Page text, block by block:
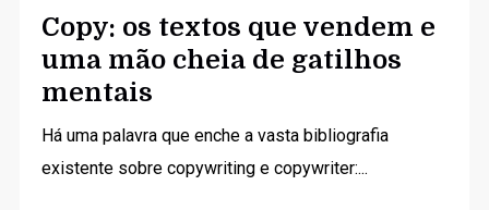
Copy: os textos que vendem e
uma mão cheia de gatilhos
mentais
Há uma palavra que enche a vasta bibliografia
existente sobre copywriting e copywriter:...